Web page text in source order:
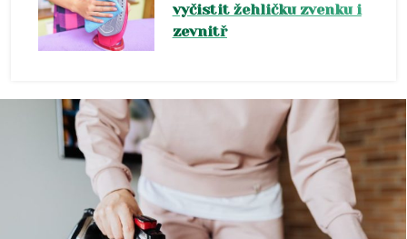
vyčistit žehličku zvenku i
zevnitř